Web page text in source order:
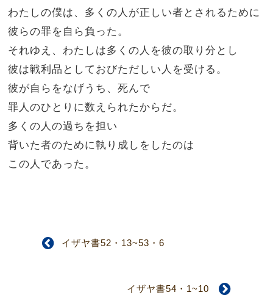
わたしの僕は、多くの人が正しい者とされるために
彼らの罪を自ら負った。
それゆえ、わたしは多くの人を彼の取り分とし
彼は戦利品としておびただしい人を受ける。
彼が自らをなげうち、死んで
罪人のひとりに数えられたからだ。
多くの人の過ちを担い
背いた者のために執り成しをしたのは
この人であった。
イザヤ書52・13~53・6
イザヤ書54・1~10